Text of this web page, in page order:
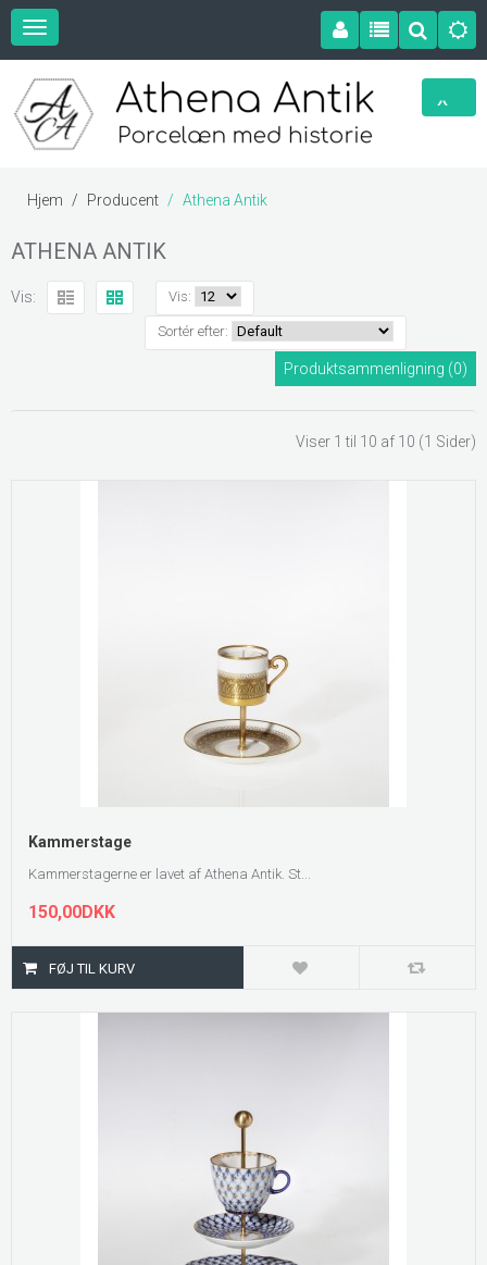
Hjem Producent Athena Antik
ATHENA ANTIK
Vis: Vis:
Sortér efter:
Produktsammenligning (0)
Viser 1 til 10 af 10 (1 Sider)
Kammerstage
Kammerstagerne er lavet af Athena Antik. St...
150,00DKK